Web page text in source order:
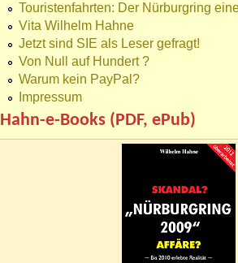
Touristenfahrten: Der Nürburgring
Vita Wilhelm Hahne
Jetzt sind SIE als Leser gefragt!
Von Null auf Hundert ?
Warum kein PayPal?
Impressum
Hahn-e-Books (PDF, ePub)